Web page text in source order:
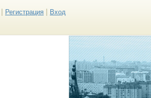
Регистрация Вход